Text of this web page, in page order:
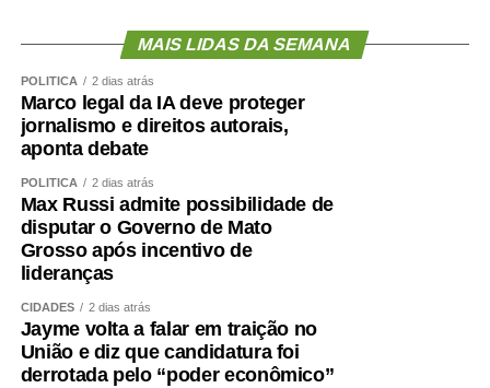
significado desses princípios – o que só contribui para
apodrecer a boa política.
Aceitei o convite para integrar, como candidato a vice-
governador, a chapa liderada pelo senador Wellington
Fagundes. A decisão não foi fruto de uma conversa
informal ou de uma possibilidade lançada ao acaso. Foi
uma escolha política apresentada, construída e
formalizada dentro do processo partidário, inclusive com
a realização da convenção.
A partir dessa decisão, compromissos foram assumidos,
pessoas foram mobilizadas, estratégias foram definidas e
todo um projeto de campanha começou a ser estruturado.
MAIS LIDAS DA SEMANA
POLÍTICA 2 dias atrás
Marco legal da IA deve proteger
jornalismo e direitos autorais,
aponta debate
POLÍTICA 2 dias atrás
Max Russi admite possibilidade de
disputar o Governo de Mato
Grosso após incentivo de
lideranças
CIDADES 2 dias atrás
Jayme volta a falar em traição no
União e diz que candidatura foi
derrotada pelo “poder econômico”